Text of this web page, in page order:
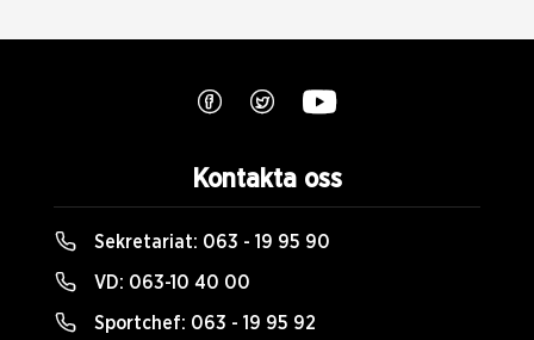
Kontakta oss
Sekretariat: 063 - 19 95 90
VD: 063-10 40 00
Sportchef: 063 - 19 95 92